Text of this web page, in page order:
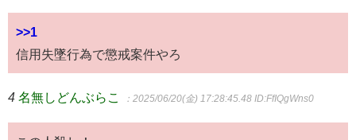
>>1
信用失墜行為で懲戒案件やろ
4 名無しどんぶらこ ：2025/06/20(金) 17:28:45.48 ID:FfIQgWns0